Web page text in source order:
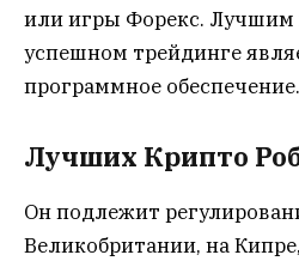
или игры Форекс.
успешном трейдинге
программное обеспечение.
Лучших Крипто
Он подлежит
Великобритании, на